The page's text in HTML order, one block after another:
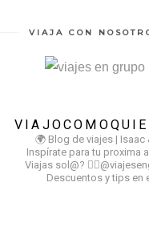
VIAJA CON
🌍 Blog de viajes | Isaac
Inspírate para tu proxima
Viajas sol@?
Descuentos y tips en